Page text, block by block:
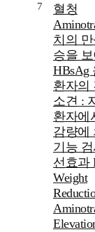
7
혈청
치의
승을
HBsAg
환자의
소견 :
환자에
감량에
기능
선효과
Weight